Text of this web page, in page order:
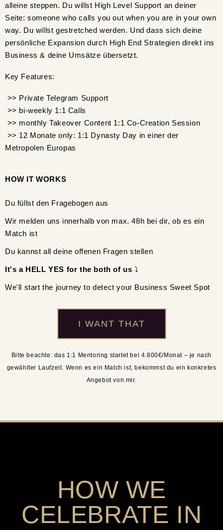
alleine steppen. Du willst High Level Support an deiner
Seite: someone who calls you out when you are in your own
way. Du willst gestretched werden. Und dass sich deine
persönliche Expansion durch High End Strategien direkt ins
Business & deine Umsätze übersetzt.
Key Features:
>> Private Telegram Support
>> bi-weekly 1:1 Calls
>> monthly Takeover Content 1:1 Co-Creation Session
>> 12 Monate only: 1:1 Dynasty Day in einer der
Metropolen Europas
HOW IT WORKS
Du füllst den Fragebogen aus
Wir melden uns innerhalb von max. 48h bei dir, ob es ein
Match ist
Du kannst all deine offenen Fragen stellen
It's a HELL YES for the both of us ⤵️
We'll start the journey to detect your Business Sweet Spot
I WANT THAT
Bitte beachte: das 1:1 Mentoring startet bei 4.800€/Monat – je nach
gewählter Laufzeit. Wenn es ein Match ist, bekommst du ein konkretes
Angebot von mir.
HOW WE
CELEBRATE IN